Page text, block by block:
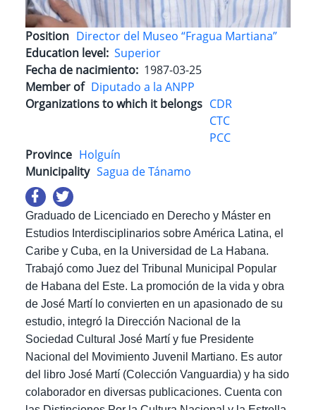
Position Director del Museo “Fragua Martiana”
Education level Superior
Fecha de nacimiento 1987-03-25
Member of Diputado a la ANPP
Organizations to which it belongs CDR
CTC
PCC
Province Holguín
Municipality Sagua de Tánamo
Graduado de Licenciado en Derecho y Máster en
Estudios Interdisciplinarios sobre América Latina, el
Caribe y Cuba, en la Universidad de La Habana.
Trabajó como Juez del Tribunal Municipal Popular
de Habana del Este. La promoción de la vida y obra
de José Martí lo convierten en un apasionado de su
estudio, integró la Dirección Nacional de la
Sociedad Cultural José Martí y fue Presidente
Nacional del Movimiento Juvenil Martiano. Es autor
del libro José Martí (Colección Vanguardia) y ha sido
colaborador en diversas publicaciones. Cuenta con